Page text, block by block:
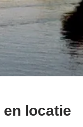
en locatie